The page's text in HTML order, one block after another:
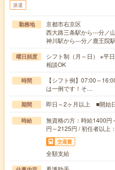
派遣
勤務地
京都市右京区
西大路三条駅から---分／
神川駅から---分／鹿王院
曜日頻度
シフト制（月～日） ※平
相談OK
時間
【シフト例】07:00～
は一例です！そ…
期間 即日～2ヶ月以上 ■開始
時給
無資格の方：時給1400円
円～2125円 / 初任者以上
交通費
全額支給